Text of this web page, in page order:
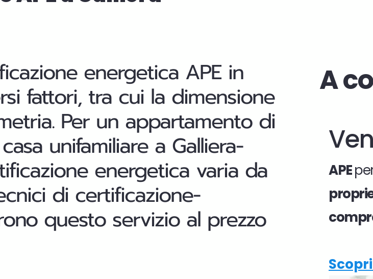
energetica APE in
fattori, tra cui la dimensione
Per un appartamento di
unifamiliare a Galliera-
energetica varia da
di certificazione-
questo servizio al prezzo
A
APE